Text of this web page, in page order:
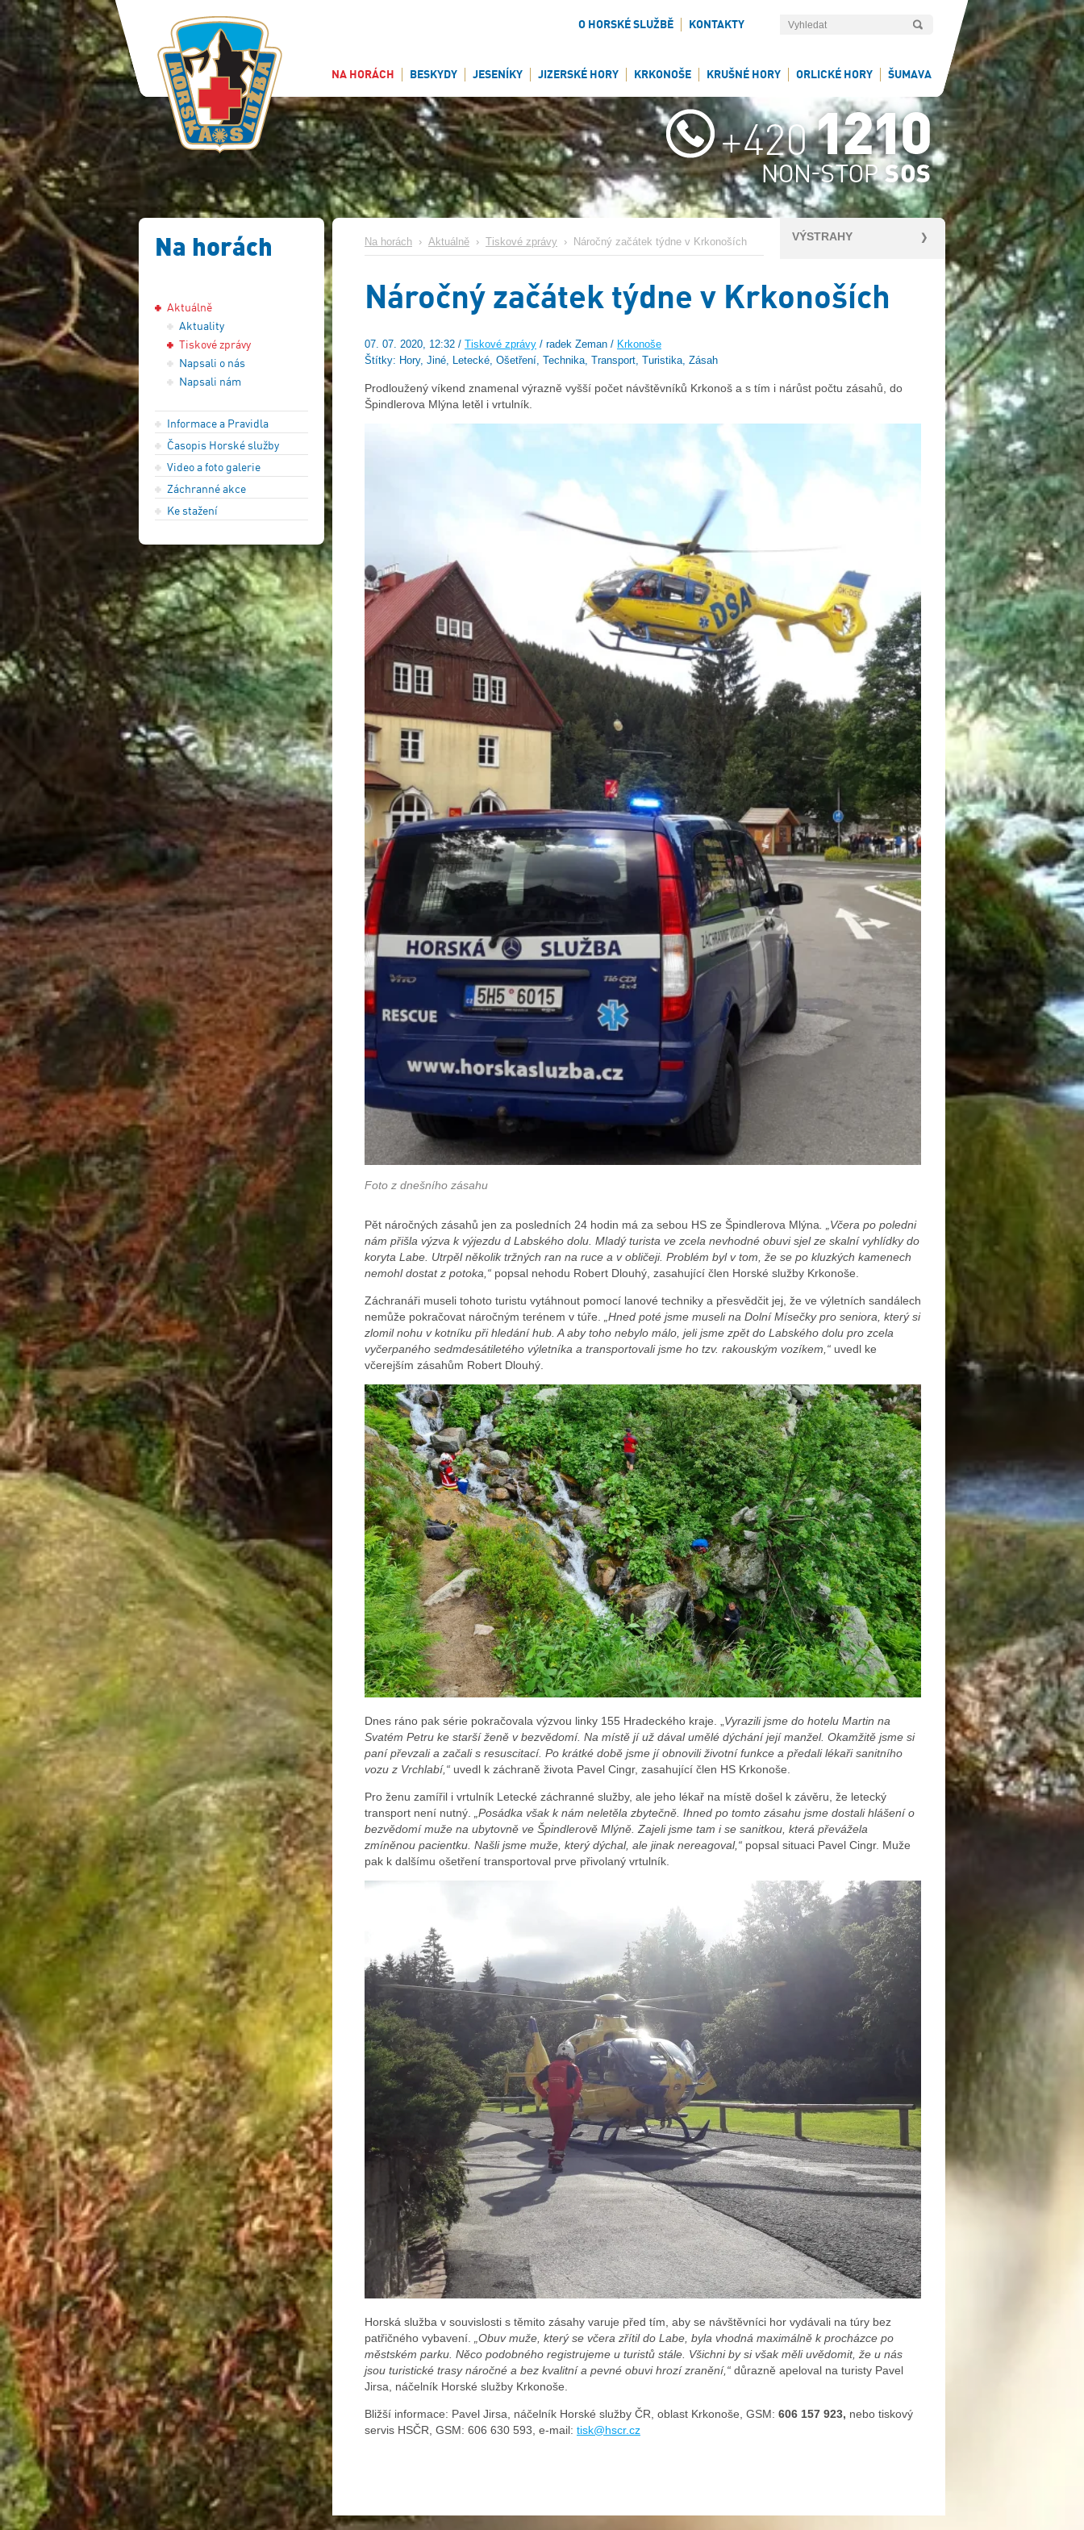
O HORSKÉ SLUŽBĚ KONTAKTY
NA HORÁCH BESKYDY JESENÍKY JIZERSKÉ HORY KRKONOŠE KRUŠNÉ HORY ORLICKÉ HORY ŠUMAVA
Na horách
Aktuálně
Aktuality
Tiskové zprávy
Napsali o nás
Napsali nám
Informace a Pravidla
Časopis Horské služby
Video a foto galerie
Záchranné akce
Ke stažení
VÝSTRAHY
Na horách › Aktuálně › Tiskové zprávy › Náročný začátek týdne v Krkonoších
Náročný začátek týdne v Krkonoších
07. 07. 2020, 12:32 / Tiskové zprávy / radek Zeman / Krkonoše
Štítky: Hory, Jiné, Letecké, Ošetření, Technika, Transport, Turistika, Zásah
Prodloužený víkend znamenal výrazně vyšší počet návštěvníků Krkonoš a s tím i nárůst počtu zásahů, do
Špindlerova Mlýna letěl i vrtulník.
Foto z dnešního zásahu
Pět náročných zásahů jen za posledních 24 hodin má za sebou HS ze Špindlerova Mlýna . „Včera po poledni
nám přišla výzva k výjezdu d Labského dolu. Mladý turista ve zcela nevhodné obuvi sjel ze skalní vyhlídky do
koryta Labe. Utrpěl několik tržných ran na ruce a v obličeji. Problém byl v tom, že se po kluzkých kamenech
nemohl dostat z potoka,“ popsal nehodu Robert Dlouhý, zasahující člen Horské služby Krkonoše.
Záchranáři museli tohoto turistu vytáhnout pomocí lanové techniky a přesvědčit jej, že ve výletních sandálech
nemůže pokračovat náročným terénem v túře.
„Hned poté jsme museli na Dolní Mísečky pro seniora, který si
zlomil nohu v kotníku při hledání hub. A aby toho nebylo málo, jeli jsme zpět do Labského dolu pro zcela
vyčerpaného sedmdesátiletého výletníka a transportovali jsme ho tzv. rakouským vozíkem,“ uvedl ke
včerejším zásahům Robert Dlouhý.
Dnes ráno pak série pokračovala výzvou linky 155 Hradeckého kraje. „ Vyrazili jsme do hotelu Martin na
Svatém Petru ke starší ženě v bezvědomí. Na místě jí už dával umělé dýchání její manžel. Okamžitě jsme si
paní převzali a začali s resuscitací. Po krátké době jsme jí obnovili životní funkce a předali lékaři sanitního
vozu z Vrchlabí,“ uvedl k záchraně života Pavel Cingr, zasahující člen HS Krkonoše.
Pro ženu zamířil i vrtulník Letecké záchranné služby, ale jeho lékař na místě došel k závěru, že letecký
transport není nutný.
„Posádka však k nám neletěla zbytečně. Ihned po tomto zásahu jsme dostali hlášení o
bezvědomí muže na ubytovně ve Špindlerově Mlýně. Zajeli jsme tam i se sanitkou, která převážela
zmíněnou pacientku. Našli jsme muže, který dýchal, ale jinak nereagoval,“ popsal situaci Pavel Cingr. Muže
pak k dalšímu ošetření transportoval prve přivolaný vrtulník.
Horská služba v souvislosti s těmito zásahy varuje před tím, aby se návštěvníci hor vydávali na túry bez
patřičného vybavení.
„Obuv muže, který se včera zřítil do Labe, byla vhodná maximálně k procházce po
městském parku. Něco podobného registrujeme u turistů stále. Všichni by si však měli uvědomit, že u nás
jsou turistické trasy náročné a bez kvalitní a pevné obuvi hrozí zranění,“ důrazně apeloval na turisty Pavel
Jirsa, náčelník Horské služby Krkonoše.
Bližší informace: Pavel Jirsa, náčelník Horské služby ČR, oblast Krkonoše, GSM: 606 157 923, nebo tiskový
servis HSČR, GSM: 606 630 593, e-mail: tisk@hscr.cz